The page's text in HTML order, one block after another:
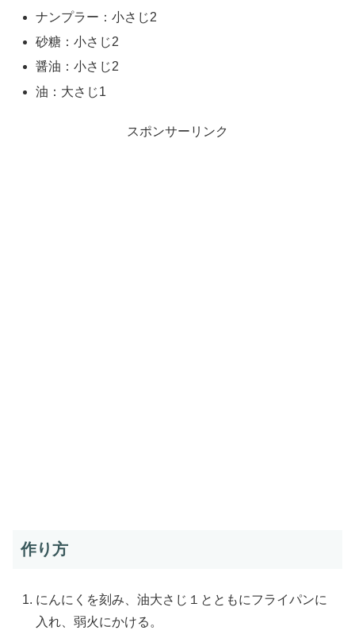
ナンプラー：小さじ2
砂糖：小さじ2
醤油：小さじ2
油：大さじ1
スポンサーリンク
作り方
にんにくを刻み、油大さじ１とともにフライパンに
入れ、弱火にかける。